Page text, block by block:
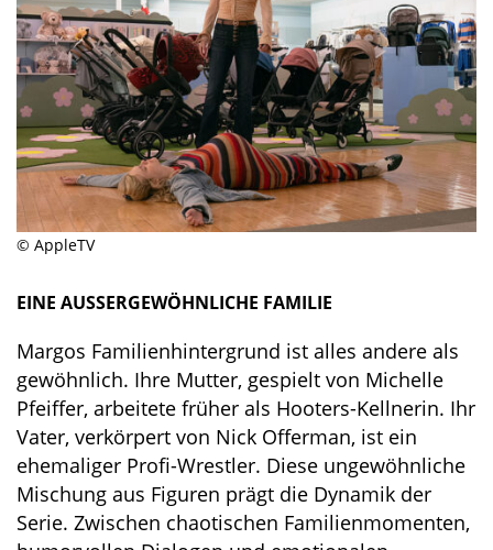
© AppleTV
EINE AUSSERGEWÖHNLICHE FAMILIE
Margos Familienhintergrund ist alles andere als
gewöhnlich. Ihre Mutter, gespielt von Michelle
Pfeiffer, arbeitete früher als Hooters-Kellnerin. Ihr
Vater, verkörpert von Nick Offerman, ist ein
ehemaliger Profi-Wrestler. Diese ungewöhnliche
Mischung aus Figuren prägt die Dynamik der
Serie. Zwischen chaotischen Familienmomenten,